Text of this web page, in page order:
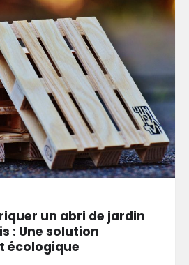
un abri de jardin
: Une solution
écologique